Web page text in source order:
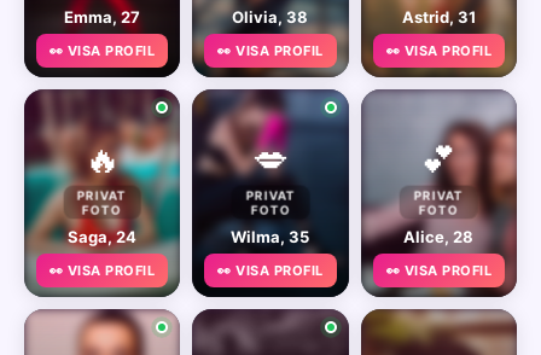
Emma, 27
👀 VISA PROFIL
Olivia, 38
👀 VISA PROFIL
Astrid, 31
👀 VISA PROFIL
🔥
PRIVAT
FOTO
Saga, 24
👀 VISA PROFIL
💋
PRIVAT
FOTO
Wilma, 35
👀 VISA PROFIL
💕
PRIVAT
FOTO
Alice, 28
👀 VISA PROFIL